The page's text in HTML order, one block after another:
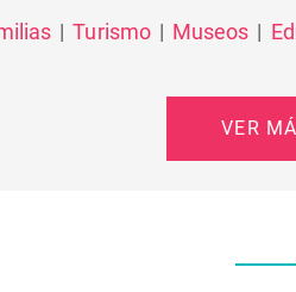
| Turismo | Museos |
VER